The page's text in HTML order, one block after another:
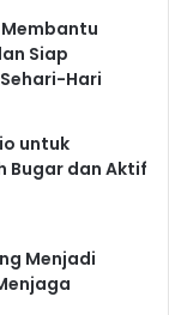
Siap
Hari
untuk
Bugar dan Aktif
Menjadi